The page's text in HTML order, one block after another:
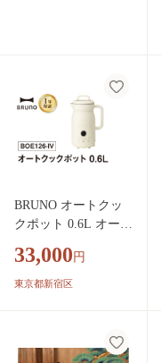
BRUNO オートクッ
クポット 0.6L オート
調理 簡単 時短 料理
キッチン家電 家電
カレー ジュース 保
温 0152-009-S07
33,000 円
東京都新宿区